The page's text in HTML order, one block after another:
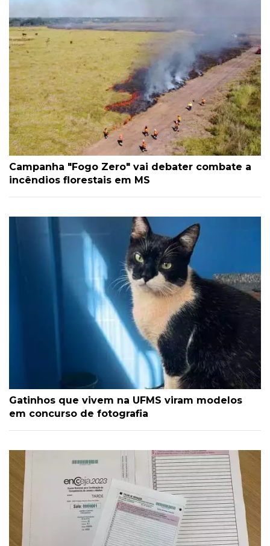
Campanha "Fogo Zero" vai debater combate a
incêndios florestais em MS
Gatinhos que vivem na UFMS viram modelos
em concurso de fotografia